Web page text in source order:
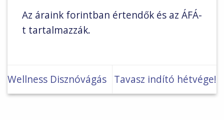
Az áraink forintban értendők és az ÁFÁ-
t tartalmazzák.
Wellness Disznóvágás Tavasz indító hétvége!